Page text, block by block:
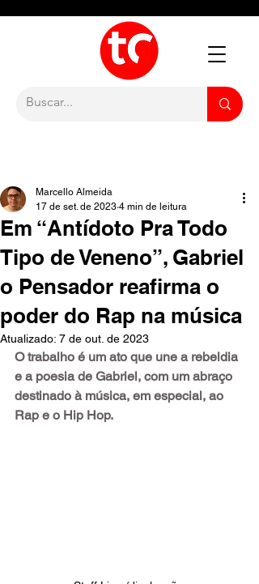
Em “Antídoto Pra Todo
Tipo de Veneno”, Gabriel
o Pensador reafirma o
poder do Rap na música
Marcello Almeida
17 de set. de 2023 4 min de leitura
Atualizado: 7 de out. de 2023
O trabalho é um ato que une a rebeldia
e a poesia de Gabriel, com um abraço
destinado à música, em especial, ao
Rap e o Hip Hop.